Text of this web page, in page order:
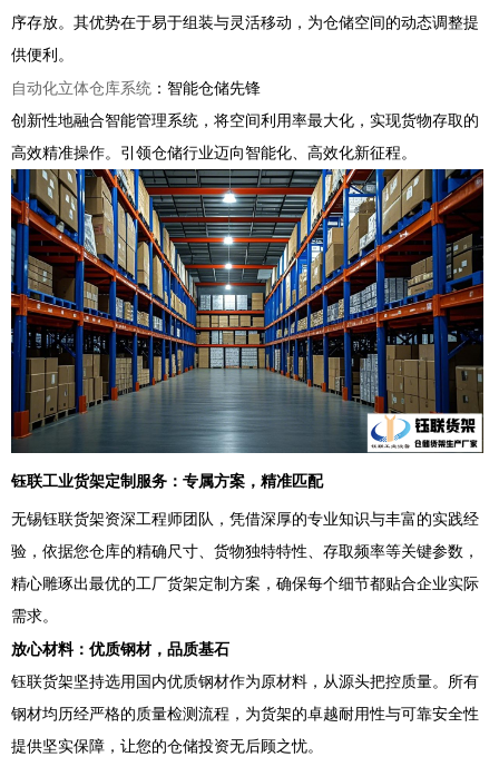
序存放。其优势在于易于组装与灵活移动，为仓储空间的动态调整提
供便利。
自动化立体仓库系统 ：智能仓储先锋
创新性地融合智能管理系统，将空间利用率最大化，实现货物存取的
高效精准操作。引领仓储行业迈向智能化、高效化新征程。
钰联工业货架定制服务：专属方案，精准匹配
无锡钰联货架资深工程师团队，凭借深厚的专业知识与丰富的实践经
验，依据您仓库的精确尺寸、货物独特特性、存取频率等关键参数，
精心雕琢出最优的工厂货架定制方案，确保每个细节都贴合企业实际
需求。
放心材料：优质钢材，品质基石
钰联货架坚持选用国内优质钢材作为原材料，从源头把控质量。所有
钢材均历经严格的质量检测流程，为货架的卓越耐用性与可靠安全性
提供坚实保障，让您的仓储投资无后顾之忧。